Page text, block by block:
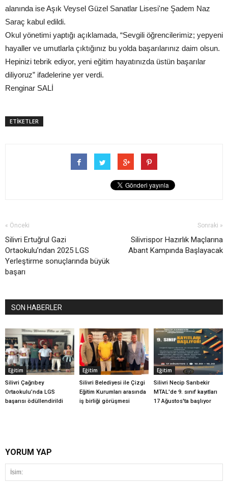
alanında ise Aşık Veysel Güzel Sanatlar Lisesi'ne Şadem Naz
Saraç kabul edildi.
Okul yönetimi yaptığı açıklamada, “Sevgili öğrencilerimiz; yepyeni
hayaller ve umutlarla çıktığınız bu yolda başarılarınız daim olsun.
Hepinizi tebrik ediyor, yeni eğitim hayatınızda üstün başarılar
diliyoruz” ifadelerine yer verdi.
Renginar SALİ
ETİKETLER
« Önceki
Silivri Ertuğrul Gazi
Ortaokulu’ndan 2025 LGS
Yerleştirme sonuçlarında büyük
başarı
Sonraki »
Silivrispor Hazırlık Maçlarına
Abant Kampında Başlayacak
SON HABERLER
Eğitim
Silivri Çağrıbey
Ortaokulu’nda LGS
başarısı ödüllendirildi
Eğitim
Silivri Belediyesi ile Çizgi
Eğitim Kurumları arasında
iş birliği görüşmesi
Eğitim
Silivri Necip Sarıbekir
MTAL'de 9. sınıf kayıtları
17 Ağustos'ta başlıyor
YORUM YAP